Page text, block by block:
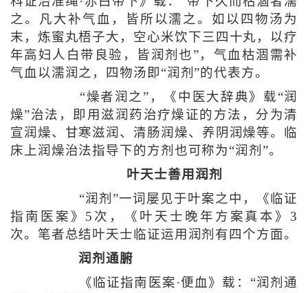
之。凡大补气血，皆所以濡之。如以四物汤为
末，炼蜜丸梧子大，空心米饮下三四十丸，以疗
年高妇人白带良验，皆润剂也”，气血枯涸需补
气血以濡润之，四物汤即“润剂”的代表方。
“燥者润之”，《中医大辞典》载“润
燥”治法，即用滋润药治疗燥证的方法，分为清
宣润燥、甘寒滋润、清肠润燥、养阴润燥等。临
床上润燥治法指导下的方剂也可称为“润剂”。
叶天士善用润剂
“润剂”一词屡见于叶案之中，《临证
指南医案》5次，《叶天士晚年方案真本》3
次。笔者总结叶天士临证运用润剂有四个方面。
润剂通腑
《临证指南医案·便血》载：“润剂通